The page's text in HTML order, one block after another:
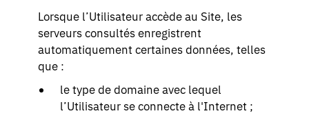
Lorsque l’Utilisateur accède au Site, les
serveurs consultés enregistrent
automatiquement certaines données, telles
que :
le type de domaine avec lequel
l’Utilisateur se connecte à l'Internet ;